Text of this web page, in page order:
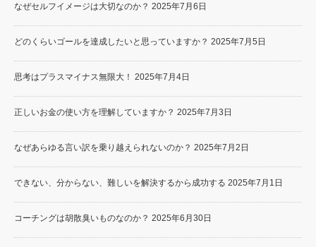
なぜセルフイメージは大切なのか？ 2025年7月6日
どのくらいゴールを達成したいと思っていますか？ 2025年7月5日
思考はプラスマイナス無限大！ 2025年7月4日
正しいお金の使い方を理解していますか？ 2025年7月3日
なぜあらゆる言い訳を乗り越えられないのか？ 2025年7月2日
できない、分からない、難しいを解決するから成功する 2025年7月1日
コーチングは胡散臭いものなのか？ 2025年6月30日